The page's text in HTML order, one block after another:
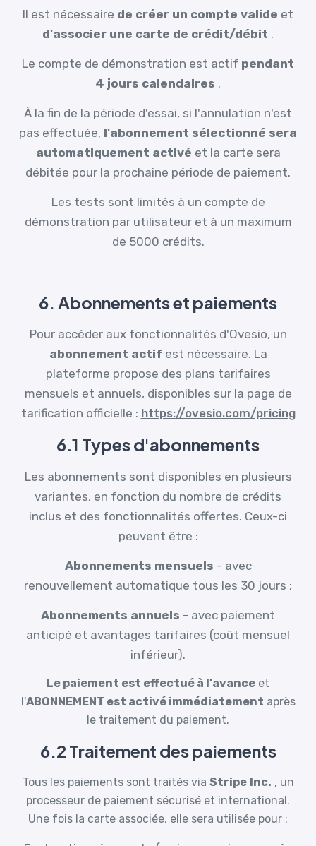
Il est nécessaire de créer un compte valide et
d'associer une carte de crédit/débit .
Le compte de démonstration est actif pendant
4 jours calendaires .
À la fin de la période d'essai, si l'annulation n'est
pas effectuée, l'abonnement sélectionné sera
automatiquement activé et la carte sera
débitée pour la prochaine période de paiement.
Les tests sont limités à un compte de
démonstration par utilisateur et à un maximum
de 5000 crédits.
6. Abonnements et paiements
Pour accéder aux fonctionnalités d'Ovesio, un
abonnement actif est nécessaire. La
plateforme propose des plans tarifaires
mensuels et annuels, disponibles sur la page de
tarification officielle : https://ovesio.com/pricing
6.1 Types d'abonnements
Les abonnements sont disponibles en plusieurs
variantes, en fonction du nombre de crédits
inclus et des fonctionnalités offertes. Ceux-ci
peuvent être :
Abonnements mensuels - avec
renouvellement automatique tous les 30 jours ;
Abonnements annuels - avec paiement
anticipé et avantages tarifaires (coût mensuel
inférieur).
Le paiement est effectué à l'avance et
l'ABONNEMENT est activé immédiatement après
le traitement du paiement.
6.2 Traitement des paiements
Tous les paiements sont traités via Stripe Inc. , un
processeur de paiement sécurisé et international.
Une fois la carte associée, elle sera utilisée pour :